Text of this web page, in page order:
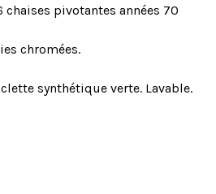
chaises pivotantes années 70
chromées.
synthétique verte. Lavable.